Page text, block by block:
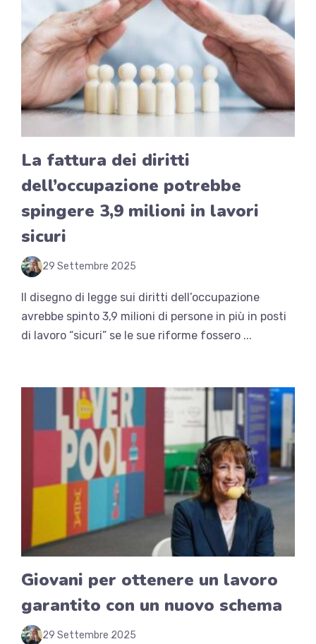
La fattura dei diritti
dell’occupazione potrebbe
spingere 3,9 milioni in lavori
sicuri
29 Settembre 2025
Il disegno di legge sui diritti dell’occupazione
avrebbe spinto 3,9 milioni di persone in più in posti
di lavoro “sicuri” se le sue riforme fossero ...
Giovani per ottenere un lavoro
garantito con un nuovo schema
29 Settembre 2025